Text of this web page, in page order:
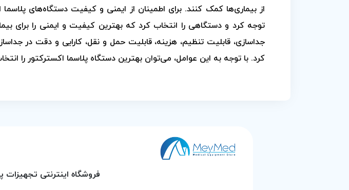
از بیماری‌ها کمک کنند. برای اطمینان از ایمنی و کیفیت دستگاه‌های پلاسما
توجه کرد و دستگاهی را انتخاب کرد که بهترین کیفیت و ایمنی را برای
جداسازی، قابلیت تنظیم، هزینه، قابلیت حمل و نقل، کارایی و دقت در
کرد. با توجه به این عوامل، می‌توان بهترین دستگاه پلاسما اکسترکتور را
فروشگاه اینترنتی